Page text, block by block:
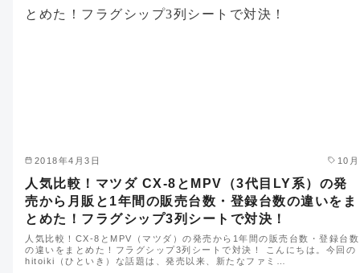
2018年4月3日 10月
人気比較！マツダ CX-8とMPV（3代目LY系）の発
売から月販と1年間の販売台数・登録台数の違いをま
とめた！フラグシップ3列シートで対決！
人気比較！CX-8とMPV（マツダ）の発売から1年間の販売台数・登録台数
の違いをまとめた！フラグシップ3列シートで対決！ こんにちは。今回の
hitoiki（ひといき）な話題は、発売以来、新たなファミ…